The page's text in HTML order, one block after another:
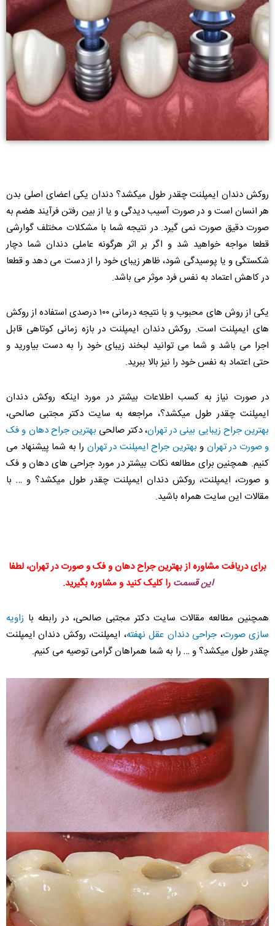
روکش دندان ایمپلنت چقدر طول میکشد؟ دندان یکی اعضای اصلی بدن
هر انسان است و در صورت آسیب دیدگی و یا از بین رفتن فرآیند هضم به
صورت دقیق صورت نمی گیرد. در نتیجه شما با مشکلات مختلف گوارشی
قطعا مواجه خواهید شد و اگر بر اثر هرگونه عاملی دندان شما دچار
شکستگی و یا پوسیدگی شود، ظاهر زیبای خود را از دست می دهد و قطعا
در کاهش اعتماد به نفس فرد موثر می باشد.
یکی از روش های محبوب و با نتیجه درمانی ۱۰۰ درصدی استفاده از روکش
های ایمپلنت است. روکش دندان ایمپلنت در بازه زمانی کوتاهی قابل
اجرا می باشد و شما می توانید لبخند زیبای خود را به دست بیاورید و
حتی اعتماد به نفس خود را نیز بالا ببرید.
در صورت نیاز به کسب اطلاعات بیشتر در مورد اینکه روکش دندان
ایمپلنت چقدر طول میکشد؟، مراجعه به سایت دکتر مجتبی صالحی،
بهترین جراح زیبایی بینی در تهران، دکتر صالحی بهترین جراح دهان و فک
و صورت در تهران و بهترین جراح ایمپلنت در تهران را به شما پیشنهاد می
کنیم. همچنین برای مطالعه نکات بیشتر در مورد جراحی های دهان و فک
و صورت، ایمپلنت، روکش دندان ایمپلنت چقدر طول میکشد؟ و … با
مقالات این سایت همراه باشید.
برای دریافت مشاوره از بهترین جراح دهان و فک و صورت در تهران، لطفا
این قسمت را کلیک کنید و مشاوره بگیرید.
همچنین مطالعه مقالات سایت دکتر مجتبی صالحی، در رابطه با زاویه
سازی صورت،جراحی دندان عقل نهفته، ایمپلنت، روکش دندان ایمپلنت
چقدر طول میکشد؟ و … را به شما همراهان گرامی توصیه می کنیم.